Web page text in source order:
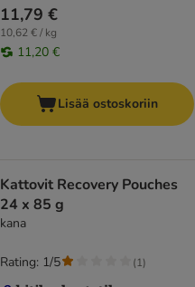
11,79 €
10,62 € / kg
11,20 €
Lisää ostoskoriin
Kattovit Recovery Pouches
24 x 85 g
kana
Rating: 1/5 (1)